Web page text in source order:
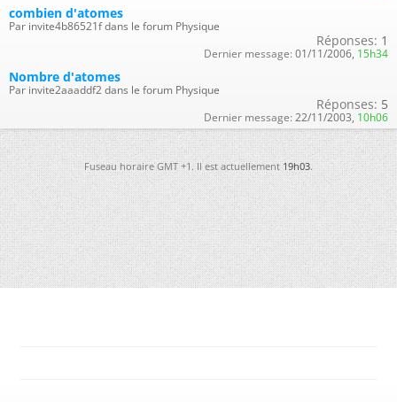
combien d'atomes
Par invite4b86521f dans le forum Physique
Réponses: 1
Dernier message: 01/11/2006, 15h34
Nombre d'atomes
Par invite2aaaddf2 dans le forum Physique
Réponses: 5
Dernier message: 22/11/2003, 10h06
Fuseau horaire GMT +1. Il est actuellement19h03.